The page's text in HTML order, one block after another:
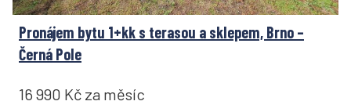
Pronájem bytu 1+kk s terasou a sklepem, Brno –
Černá Pole
16 990 Kč za měsíc